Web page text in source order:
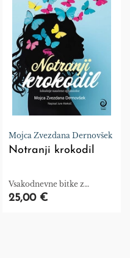
Mojca Zvezdana Dernovšek
Notranji krokodil
Vsakodnevne bitke z
duševnimi izzivi.
25,00 €